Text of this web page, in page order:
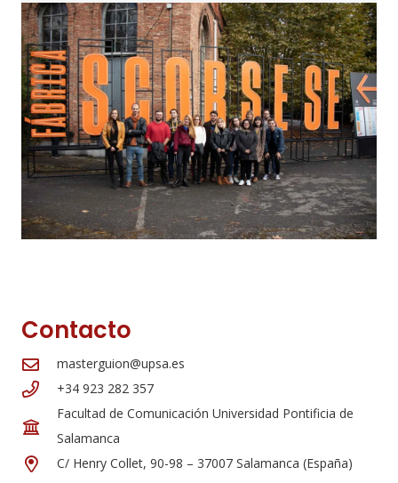
Contacto
masterguion@upsa.es
+34 923 282 357
Facultad de Comunicación Universidad Pontificia de
Salamanca
C/ Henry Collet, 90-98 – 37007 Salamanca (España)